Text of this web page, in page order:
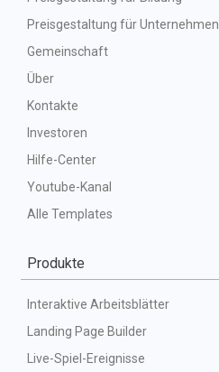
Preisgestaltung für Unternehmen
Gemeinschaft
Über
Kontakte
Investoren
Hilfe-Center
Youtube-Kanal
Alle Templates
Produkte
Interaktive Arbeitsblätter
Landing Page Builder
Live-Spiel-Ereignisse